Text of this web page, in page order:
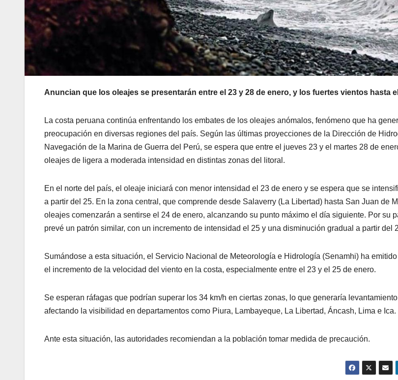
Anuncian que los oleajes se presentarán entre el 23 y 28 de enero, y los fuertes vientos hasta
La costa peruana continúa enfrentando los embates de los oleajes anómalos, fenómeno que ha
preocupación en diversas regiones del país. Según las últimas proyecciones de la Dirección de
Navegación de la Marina de Guerra del Perú, se espera que entre el jueves 23 y el martes 28 de
oleajes de ligera a moderada intensidad en distintas zonas del litoral.
En el norte del país, el oleaje iniciará con menor intensidad el 23 de enero y se espera que se
a partir del 25. En la zona central, que comprende desde Salaverry (La Libertad) hasta San Juan de
oleajes comenzarán a sentirse el 24 de enero, alcanzando su punto máximo el día siguiente. Por su
prevé un patrón similar, con un incremento de intensidad el 25 y una disminución gradual a partir del
Sumándose a esta situación, el Servicio Nacional de Meteorología e Hidrología (Senamhi) ha
el incremento de la velocidad del viento en la costa, especialmente entre el 23 y el 25 de enero.
Se esperan ráfagas que podrían superar los 34 km/h en ciertas zonas, lo que generaría
afectando la visibilidad en departamentos como Piura, Lambayeque, La Libertad, Áncash, Lima e Ica.
Ante esta situación, las autoridades recomiendan a la población tomar medida de precaución.